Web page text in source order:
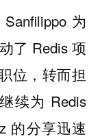
为
了 Redis 项
位，转而担
续为 Redis
的分享迅速